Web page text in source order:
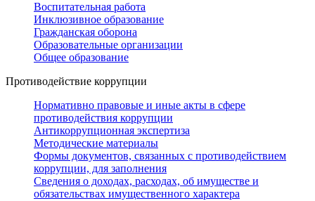
Воспитательная работа
Инклюзивное образование
Гражданская оборона
Образовательные организации
Общее образование
Противодействие коррупции
Нормативно правовые и иные акты в сфере
противодействия коррупции
Антикоррупционная экспертиза
Методические материалы
Формы документов, связанных с противодействием
коррупции, для заполнения
Сведения о доходах, расходах, об имуществе и
обязательствах имущественного характера